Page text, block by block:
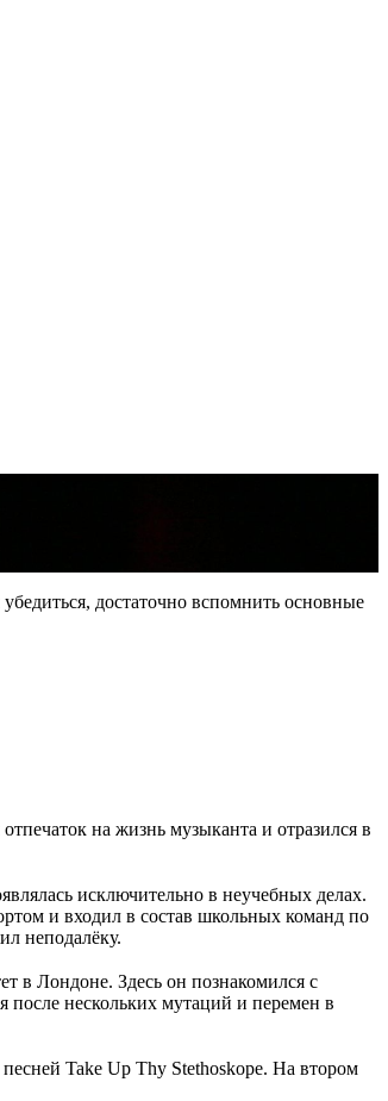
достаточно вспомнить основные
на жизнь музыканта и отразился в
исключительно в неучебных делах.
и входил в состав школьных команд по
неподалёку.
в Лондоне. Здесь он познакомился с
нескольких мутаций и перемен в
Take Up Thy Stethoskope. На втором